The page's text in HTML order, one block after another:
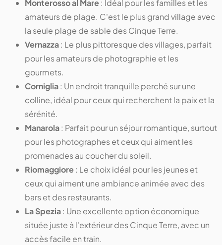
Monterosso al Mare: Idéal pour les familles et les
amateurs de plage. C'est le plus grand village avec
la seule plage de sable des Cinque Terre.
Vernazza: Le plus pittoresque des villages, parfait
pour les amateurs de photographie et les
gourmets.
Corniglia: Un endroit tranquille perché sur une
colline, idéal pour ceux qui recherchent la paix et la
sérénité.
Manarola: Parfait pour un séjour romantique, surtout
pour les photographes et ceux qui aiment les
promenades au coucher du soleil.
Riomaggiore: Le choix idéal pour les jeunes et
ceux qui aiment une ambiance animée avec des
bars et des restaurants.
La Spezia: Une excellente option économique
située juste à l'extérieur des Cinque Terre, avec un
accès facile en train.